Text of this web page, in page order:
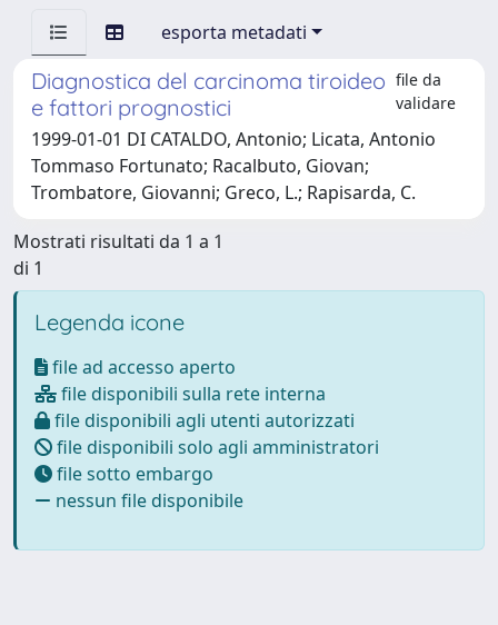
esporta metadati
Diagnostica del carcinoma tiroideo
e fattori prognostici
file da
validare
1999-01-01 DI CATALDO, Antonio; Licata, Antonio
Tommaso Fortunato; Racalbuto, Giovan;
Trombatore, Giovanni; Greco, L.; Rapisarda, C.
Mostrati risultati da 1 a 1
di 1
Legenda icone
file ad accesso aperto
file disponibili sulla rete interna
file disponibili agli utenti autorizzati
file disponibili solo agli amministratori
file sotto embargo
nessun file disponibile